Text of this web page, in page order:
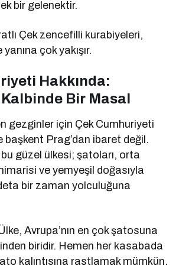
bir gelenektir.
Çek zencefilli kurabiyeleri,
çok yakışır.
Hakkında:
Kalbinde Bir Masal
gezginler için Çek Cumhuriyeti
başkent Prag’dan ibaret değil.
bu güzel ülkesi; şatoları, orta
ve yemyeşil doğasıyla
bir zaman yolculuğuna
Avrupa’nın en çok şatosuna
biridir. Hemen her kasabada
kalıntısına rastlamak mümkün.